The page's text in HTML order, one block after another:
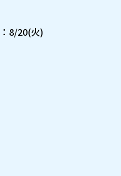
：8/20(火)